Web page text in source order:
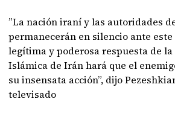
”La nación iraní y las autoridades
permanecerán en silencio ante
legítima y poderosa respuesta de
Islámica de Irán hará que el
su insensata acción”, dijo
televisado